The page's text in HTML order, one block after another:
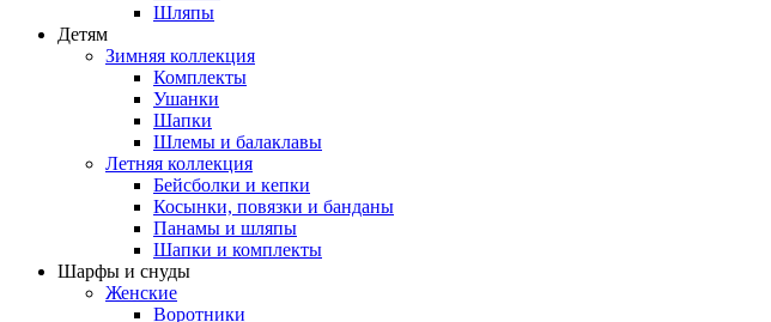
Шляпы
Детям
Зимняя коллекция
Комплекты
Ушанки
Шапки
Шлемы и балаклавы
Летняя коллекция
Бейсболки и кепки
Косынки, повязки и банданы
Панамы и шляпы
Шапки и комплекты
Шарфы и снуды
Женские
Воротники